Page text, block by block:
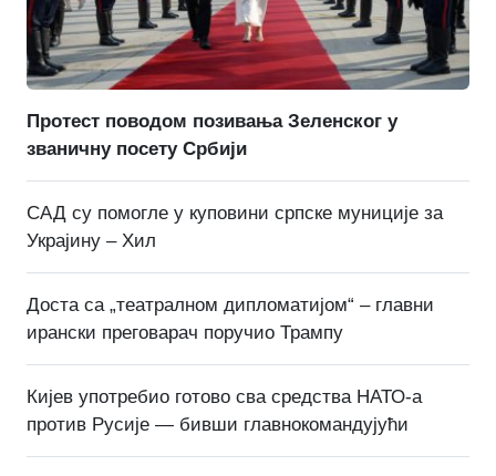
Протест поводом позивања Зеленског у
званичну посету Србији
САД су помогле у куповини српске муниције за
Украјину – Хил
Доста са „театралном дипломатијом“ – главни
ирански преговарач поручио Трампу
Кијев употребио готово сва средства НАТО-а
против Русије — бивши главнокомандујући